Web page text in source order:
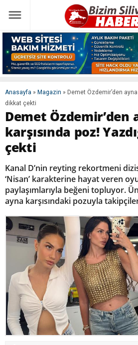
Anasayfa » Magazin » Demet Özdemir’den ayna
dikkat çekti
Demet Özdemir’den
karşısında poz!
çekti
Kanal D’nin reyting rekortmeni
‘Nisan’ karakterine hayat veren
paylaşımlarıyla beğeni topluyor.
ayna karşısındaki pozuyla